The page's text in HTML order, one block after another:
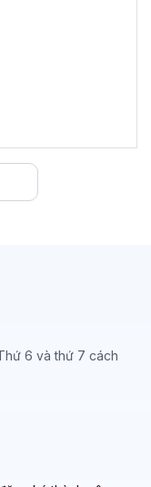
6 và thứ 7 cách